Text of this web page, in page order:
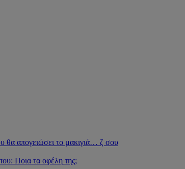
θα απογειώσει το μακιγιά… ζ σου
Ποια τα οφέλη της;